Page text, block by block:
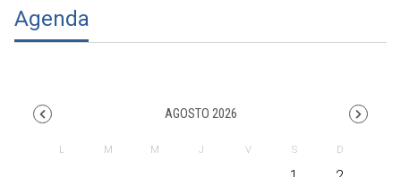
Agenda
AGOSTO 2026